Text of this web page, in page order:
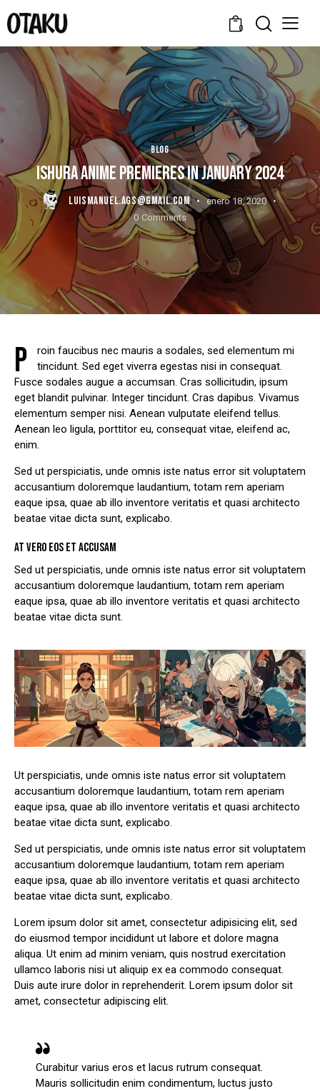
0
BLOG
ISHURA ANIME PREMIERES IN JANUARY 2024
LUISMANUEL.AGS@GMAIL.COM
enero 18, 2020
0 Comments
P
roin faucibus nec mauris a sodales, sed elementum mi
tincidunt. Sed eget viverra egestas nisi in consequat.
Fusce sodales augue a accumsan. Cras sollicitudin, ipsum
eget blandit pulvinar. Integer tincidunt. Cras dapibus. Vivamus
elementum semper nisi. Aenean vulputate eleifend tellus.
Aenean leo ligula, porttitor eu, consequat vitae, eleifend ac,
enim.
Sed ut perspiciatis, unde omnis iste natus error sit voluptatem
accusantium doloremque laudantium, totam rem aperiam
eaque ipsa, quae ab illo inventore veritatis et quasi architecto
beatae vitae dicta sunt, explicabo.
AT VERO EOS ET ACCUSAM
Sed ut perspiciatis, unde omnis iste natus error sit voluptatem
accusantium doloremque laudantium, totam rem aperiam
eaque ipsa, quae ab illo inventore veritatis et quasi architecto
beatae vitae dicta sunt.
Ut perspiciatis, unde omnis iste natus error sit voluptatem
accusantium doloremque laudantium, totam rem aperiam
eaque ipsa, quae ab illo inventore veritatis et quasi architecto
beatae vitae dicta sunt, explicabo.
Sed ut perspiciatis, unde omnis iste natus error sit voluptatem
accusantium doloremque laudantium, totam rem aperiam
eaque ipsa, quae ab illo inventore veritatis et quasi architecto
beatae vitae dicta sunt, explicabo.
Lorem ipsum dolor sit amet, consectetur adipisicing elit, sed
do eiusmod tempor incididunt ut labore et dolore magna
aliqua. Ut enim ad minim veniam, quis nostrud exercitation
ullamco laboris nisi ut aliquip ex ea commodo consequat.
Duis aute irure dolor in reprehenderit. Lorem ipsum dolor sit
amet, consectetur adipiscing elit.
Curabitur varius eros et lacus rutrum consequat.
Mauris sollicitudin enim condimentum, luctus justo